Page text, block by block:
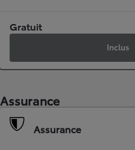
Gratuit
Inclus
Assurance
Assurance